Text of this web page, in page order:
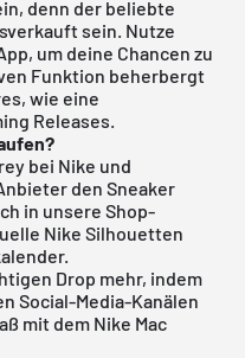
denn der beliebte
sein. Nutze
, um deine Chancen zu
Funktion beherbergt
wie eine
Releases.
bei Nike und
den Sneaker
in unsere Shop-
Nike Silhouetten
.
Drop mehr, indem
Social-Media-Kanälen
mit dem Nike Mac